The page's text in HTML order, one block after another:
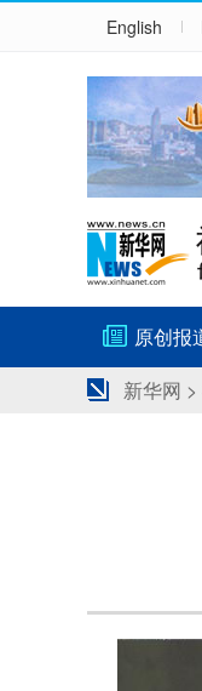
English
原创报
新华网 >